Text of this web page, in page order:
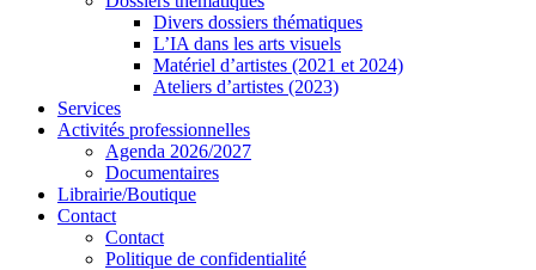
Divers dossiers thématiques
L’IA dans les arts visuels
Matériel d’artistes (2021 et 2024)
Ateliers d’artistes (2023)
Services
Activités professionnelles
Agenda 2026/2027
Documentaires
Librairie/Boutique
Contact
Contact
Politique de confidentialité